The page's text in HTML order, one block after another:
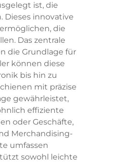
ist, die
Dieses innovative
die
Das zentrale
die Grundlage für
können diese
bis hin zu
mit präzise
gewährleistet,
effiziente
oder Geschäfte,
Merchandising-
umfassen
sowohl leichte